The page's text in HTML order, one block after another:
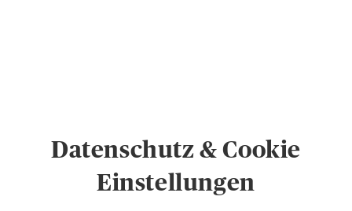
Datenschutz & Cookie
Einstellungen